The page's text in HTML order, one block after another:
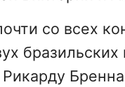
со всех
бразильских